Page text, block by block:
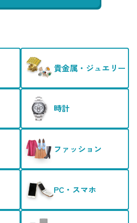
貴金属・ジュエリー
時計
ファッション
PC・スマホ